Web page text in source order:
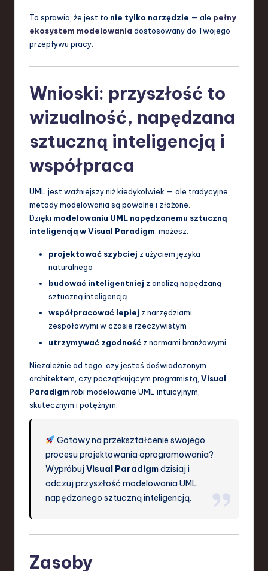
To sprawia, że jest to nie tylko narzędzie — ale pełny
ekosystem modelowania dostosowany do Twojego
przepływu pracy.
Wnioski: przyszłość to
wizualność, napędzana
sztuczną inteligencją i
współpraca
UML jest ważniejszy niż kiedykolwiek — ale tradycyjne
metody modelowania są powolne i złożone.
Dzięki modelowaniu UML napędzanemu sztuczną
inteligencją w Visual Paradigm, możesz:
projektować szybciej z użyciem języka
naturalnego
budować inteligentniej z analizą napędzaną
sztuczną inteligencją
współpracować lepiej z narzędziami
zespołowymi w czasie rzeczywistym
utrzymywać zgodność z normami branżowymi
Niezależnie od tego, czy jesteś doświadczonym
architektem, czy początkującym programistą, Visual
Paradigm robi modelowanie UML intuicyjnym,
skutecznym i potężnym.
Gotowy na przekształcenie swojego
procesu projektowania oprogramowania?
WypróbujVisual Paradigmdzisiaj i
odczuj przyszłość modelowania UML
napędzanego sztuczną inteligencją.
Zasoby